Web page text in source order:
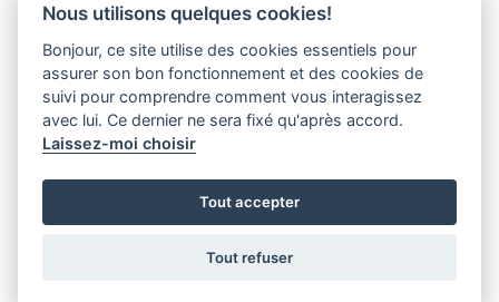
Kits médias
Confidentialité
Pl. de la Palud 23
Tel : +41 (21) 312 41 41
Nous utilisons quelques cookies!
Bonjour, ce site utilise des cookies essentiels pour
assurer son bon fonctionnement et des cookies de
suivi pour comprendre comment vous interagissez
avec lui. Ce dernier ne sera fixé qu'après accord.
Laissez-moi choisir
Tout accepter
Tout refuser